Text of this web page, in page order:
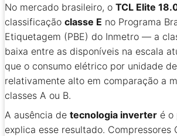
No mercado brasileiro, o TCL Elite
classificação classe E no Programa
Etiquetagem (PBE) do Inmetro — a
baixa entre as disponíveis na escala
que o consumo elétrico por unidade
relativamente alto em comparação a
classes A ou B.
A ausência de tecnologia inverter é o
explica esse resultado. Compressores